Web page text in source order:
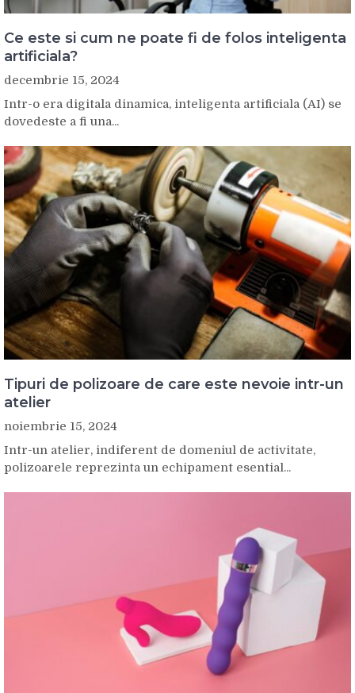
Ce este si cum ne poate fi de folos inteligenta
artificiala?
decembrie 15, 2024
Intr-o era digitala dinamica, inteligenta artificiala (AI) se
dovedeste a fi una...
Tipuri de polizoare de care este nevoie intr-un
atelier
noiembrie 15, 2024
Intr-un atelier, indiferent de domeniul de activitate,
polizoarele reprezinta un echipament esential...